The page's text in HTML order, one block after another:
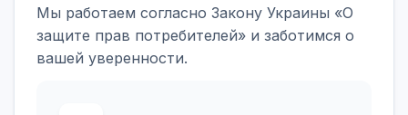
Мы работаем согласно Закону Украины «О
защите прав потребителей» и заботимся о
вашей уверенности.